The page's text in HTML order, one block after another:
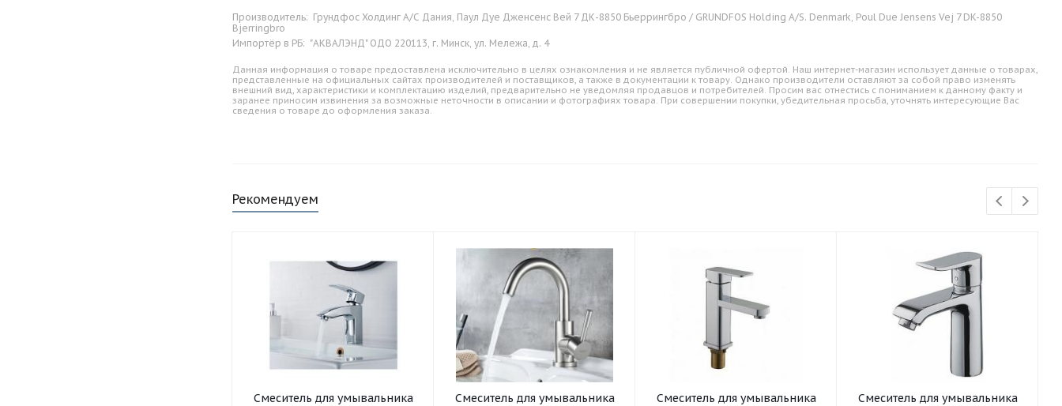
Производитель: Грундфос Холдинг А/С Дания, Паул Дуе Дженсенс Вей 7 ДК-8850 Бьеррингбро / GRUNDFOS Holding A/S. Denmark, Poul Due Jensens Vej 7 DK-8850
Bjerringbro
Импортёр в РБ: "АКВАЛЭНД" ОДО 220113, г. Минск, ул. Мележа, д. 4
Данная информация о товаре предоставлена исключительно в целях ознакомления и не является публичной офертой. Наш интернет-магазин использует данные о товарах,
представленные на официальных сайтах производителей и поставщиков, а также в документации к товару. Однако производители оставляют за собой право изменять
внешний вид, характеристики и комплектацию изделий, предварительно не уведомляя продавцов и потребителей. Просим вас отнестись с пониманием к данному факту и
заранее приносим извинения за возможные неточности в описании и фотографиях товара. При совершении покупки, убедительная просьба, уточнять интересующие Вас
сведения о товаре до оформления заказа.
Рекомендуем
Смеситель для умывальника
Смеситель для умывальника
Смеситель для умывальника
Смеситель для умывальника